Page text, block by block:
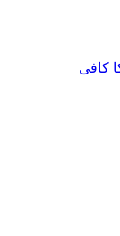
کافی